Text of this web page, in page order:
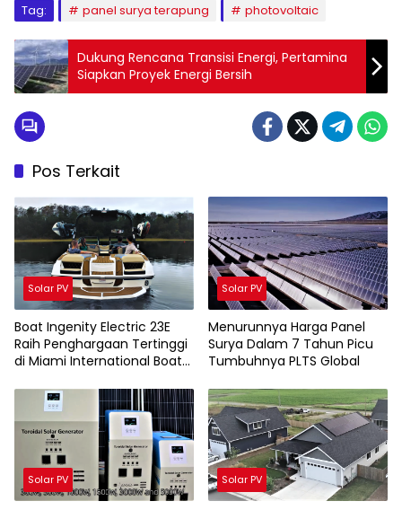
Tag: panel surya terapung photovoltaic
Dukung Rencana Transisi Energi, Pertamina
Siapkan Proyek Energi Bersih
Pos Terkait
Solar PV
Boat Ingenity Electric 23E
Raih Penghargaan Tertinggi
di Miami International Boat
Solar PV
Menurunnya Harga Panel
Surya Dalam 7 Tahun Picu
Tumbuhnya PLTS Global
Solar PV Solar PV